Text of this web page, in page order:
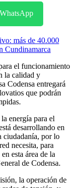
más de 40.000
Cundinamarca
el funcionamiento
la calidad y
Codensa entregará
que podrán
energía para el
desarrollando en
ciudadanía, por lo
necesita, para
esta área de la
de Codensa.
la operación de